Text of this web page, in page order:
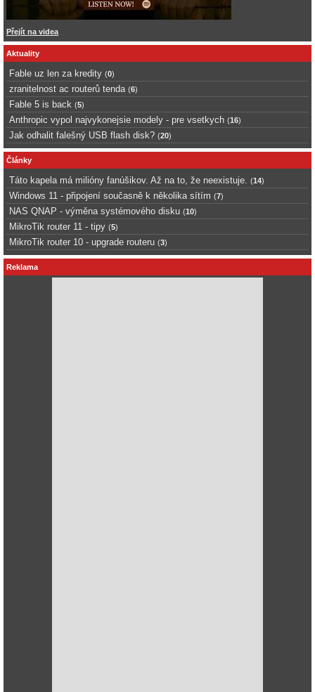
Přejít na videa
Aktuality
Fable uz len za kredity (0)
zranitelnost ac routerů tenda (6)
Fable 5 is back (5)
Anthropic vypol najvykonejsie modely - pre vsetkych (16)
Jak odhalit falešný USB flash disk? (20)
Články
Táto kapela má milióny fanúšikov. Až na to, že neexistuje. (14)
Windows 11 - připojení současně k několika sítím (7)
NAS QNAP - výměna systémového disku (10)
MikroTik router 11 - tipy (5)
MikroTik router 10 - upgrade routeru (3)
Reklama